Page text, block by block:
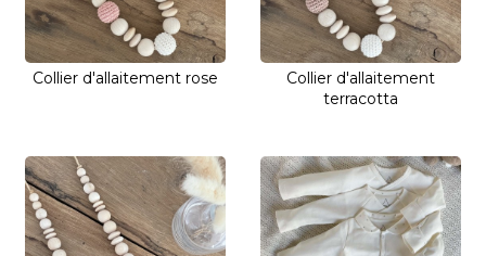
Collier d'allaitement rose
Collier d'allaitement
terracotta